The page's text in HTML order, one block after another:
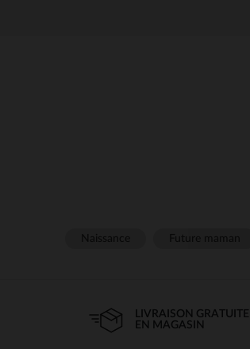
LIVRAISON GRATUITE
EN MAGASIN